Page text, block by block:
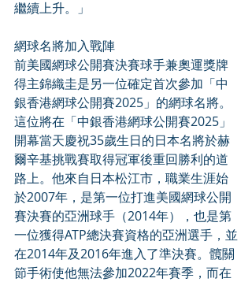
繼續上升。」
網球名將加入戰陣
前美國網球公開賽決賽球手兼奧運獎牌
得主錦織圭是另一位確定首次參加「中
銀香港網球公開賽2025」的網球名將。
這位將在「中銀香港網球公開賽2025」
開幕當天慶祝35歲生日的日本名將於赫
爾辛基挑戰賽取得冠軍後重回勝利的道
路上。他來自日本松江市，職業生涯始
於2007年，是第一位打進美國網球公開
賽決賽的亞洲球手（2014年），也是第
一位獲得ATP總決賽資格的亞洲選手，並
在2014年及2016年進入了準決賽。髖關
節手術使他無法參加2022年賽季，而在